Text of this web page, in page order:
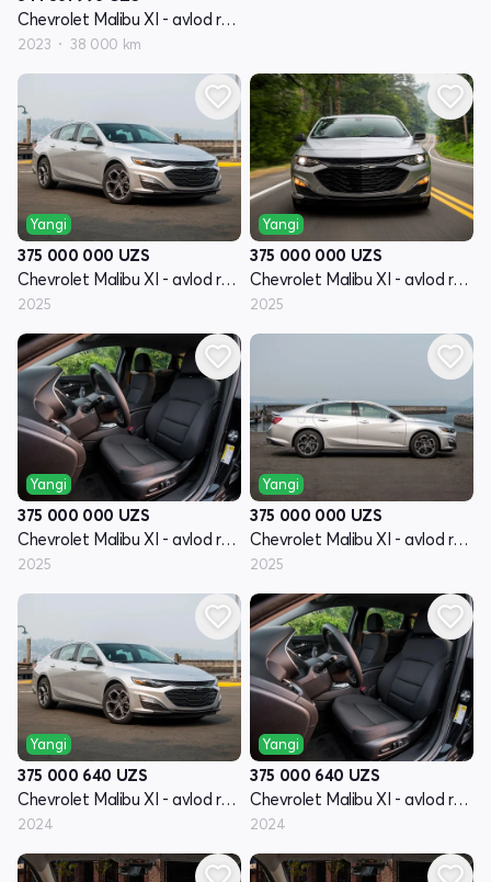
Chevrolet Malibu XI - avlod restyling
2023 38 000 km
Yangi
375 000 000 UZS
Chevrolet Malibu XI - avlod restyling
2025
Yangi
375 000 000 UZS
Chevrolet Malibu XI - avlod restyling
2025
Yangi
375 000 000 UZS
Chevrolet Malibu XI - avlod restyling
2025
Yangi
375 000 000 UZS
Chevrolet Malibu XI - avlod restyling
2025
Yangi
375 000 640 UZS
Chevrolet Malibu XI - avlod restyling
2024
Yangi
375 000 640 UZS
Chevrolet Malibu XI - avlod restyling
2024